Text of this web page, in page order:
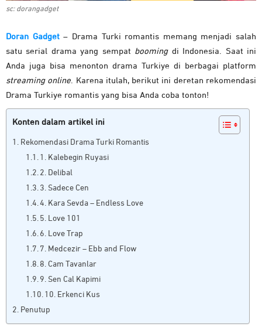
sc: dorangadget
Doran Gadget– Drama Turki romantis memang menjadi salah
satu serial drama yang sempat boomingdi Indonesia. Saat ini
Anda juga bisa menonton drama Turkiye di berbagai platform
streaming online. Karena itulah, berikut ini deretan rekomendasi
Drama Turkiye romantis yang bisa Anda coba tonton!
Konten dalam artikel ini
Rekomendasi Drama Turki Romantis
1. Kalebegin Ruyasi
2. Delibal
3. Sadece Cen
4. Kara Sevda – Endless Love
5. Love 101
6. Love Trap
7. Medcezir – Ebb and Flow
8. Cam Tavanlar
9. Sen Cal Kapimi
10. Erkenci Kus
Penutup